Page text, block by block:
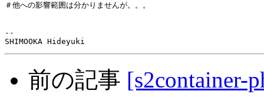
＃他への影響範囲は分かりませんが。。。
--
前の記事 [s2container-